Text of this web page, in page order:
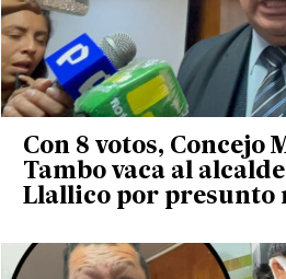
Con 8 votos, Concejo
Tambo vaca al
Llallico por presunto